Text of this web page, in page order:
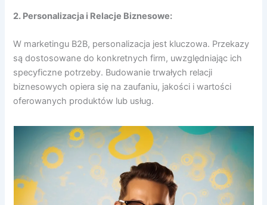
2. Personalizacja i Relacje Biznesowe:
W marketingu B2B, personalizacja jest kluczowa. Przekazy
są dostosowane do konkretnych firm, uwzględniając ich
specyficzne potrzeby. Budowanie trwałych relacji
biznesowych opiera się na zaufaniu, jakości i wartości
oferowanych produktów lub usług.